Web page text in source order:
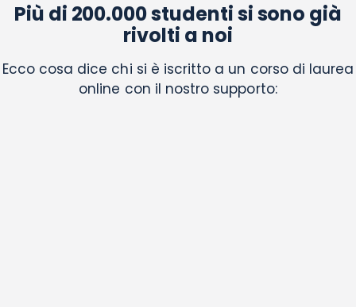
Più di 200.000 studenti si sono già
rivolti a noi
Ecco cosa dice chi si è iscritto a un corso di laurea
online con il nostro supporto: